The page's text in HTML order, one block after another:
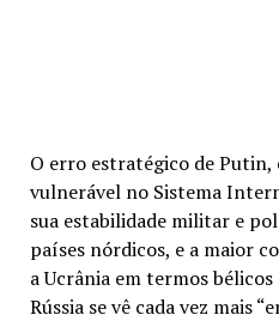
O erro estratégico de Putin,
vulnerável no Sistema
sua estabilidade militar e
países nórdicos, e a maior
a Ucrânia em termos
Rússia se vê cada vez mais